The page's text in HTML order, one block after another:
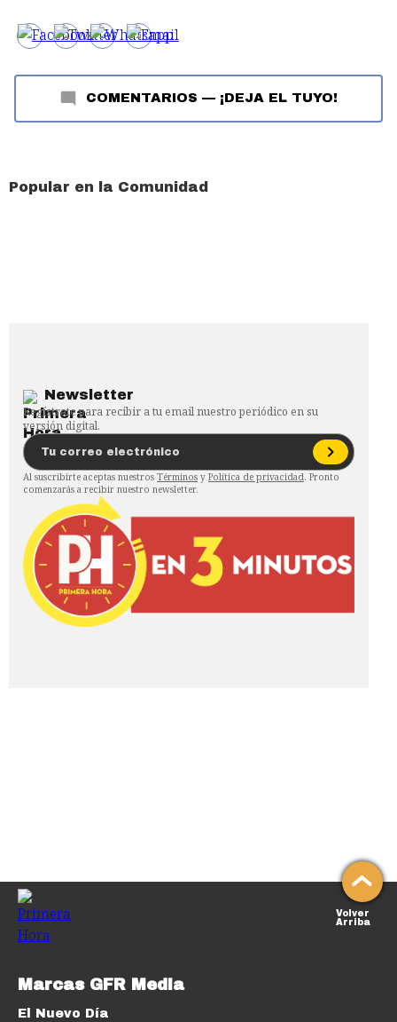
COMENTARIOS — ¡DEJA EL TUYO!
Popular en la Comunidad
Newsletter
Regístrate para recibir a tu email nuestro periódico en su
versión digital.
Al suscribirte aceptas nuestros Términos y Política de privacidad. Pronto
comenzarás a recibir nuestro newsletter.
Volver
Arriba
Marcas GFR Media
El Nuevo Día